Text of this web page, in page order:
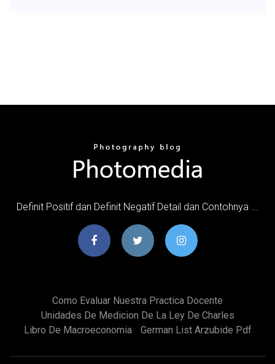
Definit Positif dan Definit Negatif Detail dan Contohnya ...
Como Evaluar Nuestra Practica Docente
Unidades De Medicion De La Ley De Charles
Libro De Macroeconomia
German List Arzubide Pdf